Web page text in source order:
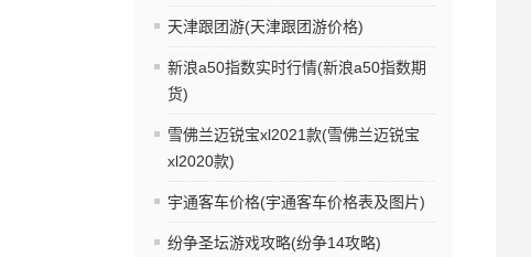
天津跟团游(天津跟团游价格)
新浪a50指数实时行情(新浪a50指数期
货)
雪佛兰迈锐宝xl2021款(雪佛兰迈锐宝
xl2020款)
宇通客车价格(宇通客车价格表及图片)
纷争圣坛游戏攻略(纷争14攻略)